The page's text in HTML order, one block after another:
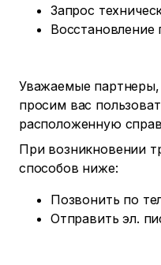
Запрос
Восстановление
Уважаемые
просим вас
расположенную
При возникновении
способов ниже:
Позвонить по
Отправить эл.